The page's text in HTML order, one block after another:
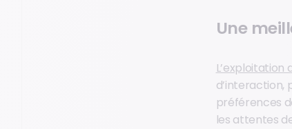
Une
L’exploitation
d’interaction,
préférences
les attentes